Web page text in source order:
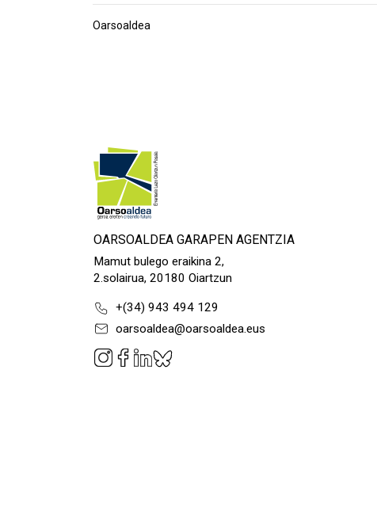
Oarsoaldea
OARSOALDEA GARAPEN AGENTZIA
Mamut bulego eraikina 2,
2.solairua, 20180 Oiartzun
+(34) 943 494 129
oarsoaldea@oarsoaldea.eus